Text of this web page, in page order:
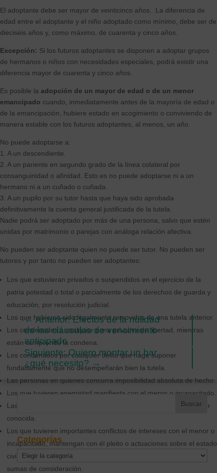
El adoptante debe ser mayor de veinticinco años. La diferencia de
edad entre el adoptante y el niño adoptado como mínimo, debe ser de
dieciséis años y, como máximo, de cuarenta y cinco años.
Excepción: Si los futuros adoptantes se disponen a adoptar grupos
de hermanos o niños con necesidades especiales, podrá existir una
diferencia mayor de cuarenta y cinco años.
Es posible la adopción de un mayor de edad o de un menor
emancipado cuando, inmediatamente antes de la mayoría de edad o
de la emancipación, hubiere estado en acogimiento o conviviendo de
manera estable con los futuros adoptantes, al menos, un año.
No puede adoptarse a:
1. A un descendiente.
2. A un pariente en segundo grado de la línea colateral por
consanguinidad o afinidad. Esto es no puede adoptarse ni a un
hermano ni a un cuñado o cuñada.
3. A un pupilo por su tutor hasta que haya sido aprobada
definitivamente la cuenta general justificada de la tutela.
Nadie podrá ser adoptado por más de una persona, salvo que estén
unidas por matrimonio o parejas con análoga relación afectiva.
No pueden ser adoptante quien no puede ser tutor. No pueden ser
tutores y por tanto no pueden ser adoptantes:
Los que estuvieran privados o suspendidos en el ejercicio de la
patria potestad o total o parcialmente de los derechos de guarda y
educación, por resolución judicial.
Los que hubieren sido legalmente removidos de una tutela anterior.
Los condenados a cualquier pena privativa de libertad, mientras
están cumpliendo la condena.
Los condenados por cualquier delito que haga suponer
fundadamente que no desempeñarán bien la tutela.
Las personas en quienes concurra imposibilidad absoluta de hecho.
Los que tuvieren enemistad manifiesta con el menor o incapacitado.
Las personas de mala conducta o que no tuvieren manera de vivir
conocida.
Los que tuvieren importantes conflictos de intereses con el menor o
incapacitado, mantengan con él pleito o actuaciones sobre el estado
civil o sobre la titularidad de los bienes, o los que le adeudaren
sumas de consideración.
←Anterior: Efectos de la nulidad
de las cláusulas de vencimiento
anticipado
Siguiente: Quiero montar un bar,
¿qué necesito? →
Categorías
Categorías